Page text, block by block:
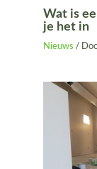
Wat is
je het in
Nieuws /